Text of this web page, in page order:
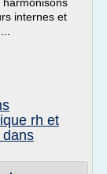
internes et
rh et
dans